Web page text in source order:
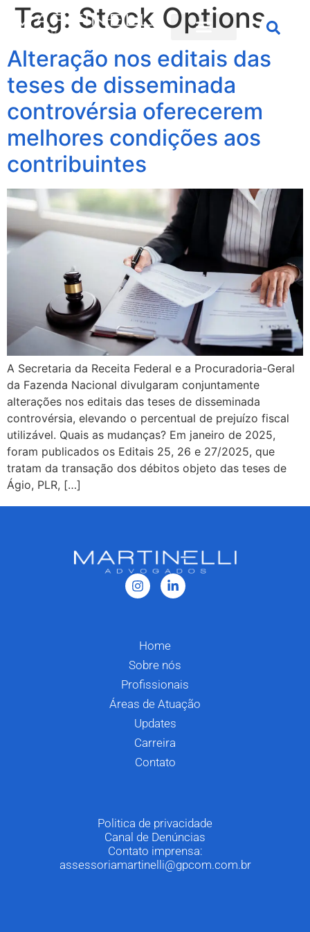
Tag: Stock Options
Alteração nos editais das
teses de disseminada
controvérsia oferecerem
melhores condições aos
contribuintes
A Secretaria da Receita Federal e a Procuradoria-Geral
da Fazenda Nacional divulgaram conjuntamente
alterações nos editais das teses de disseminada
controvérsia, elevando o percentual de prejuízo fiscal
utilizável. Quais as mudanças? Em janeiro de 2025,
foram publicados os Editais 25, 26 e 27/2025, que
tratam da transação dos débitos objeto das teses de
Ágio, PLR, […]
Home
Sobre nós
Profissionais
Áreas de Atuação
Updates
Carreira
Contato
Politica de privacidade
Canal de Denúncias
Contato imprensa:
assessoriamartinelli@gpcom.com.br